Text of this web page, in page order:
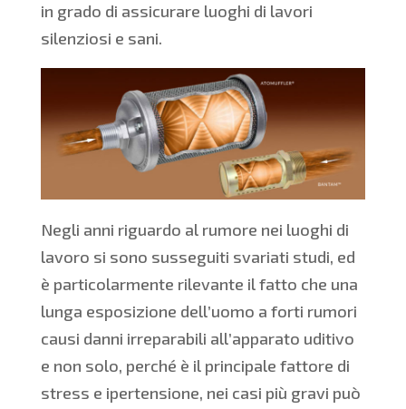
in grado di assicurare luoghi di lavori
silenziosi e sani.
Negli anni riguardo al rumore nei luoghi di
lavoro si sono susseguiti svariati studi, ed
è particolarmente rilevante il fatto che una
lunga esposizione dell’uomo a forti rumori
causi danni irreparabili all’apparato uditivo
e non solo, perché è il principale fattore di
stress e ipertensione, nei casi più gravi può